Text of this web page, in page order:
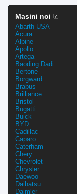
Masini noi
Abarth USA
Acura
Alpine
Apollo
Artega
Baoding Dadi
Bertone
Borgward
Brabus
Brilliance
Bristol
Bugatti
Buick
BYD
Cadillac
Caparo
Caterham
Chery
Chevrolet
Chrysler
Daewoo
Daihatsu
Daimler